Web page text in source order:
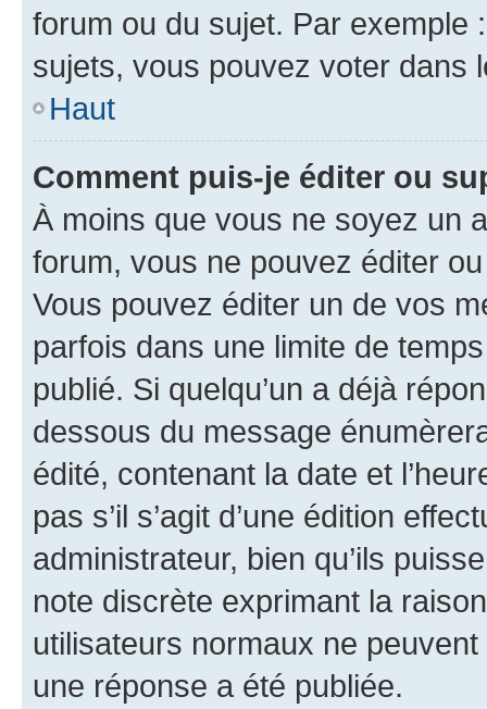
forum ou du sujet. Par exemple
sujets, vous pouvez voter dans
Haut
Comment puis-je éditer ou
À moins que vous ne soyez un
forum, vous ne pouvez éditer
Vous pouvez éditer un de vos
parfois dans une limite de
publié. Si quelqu’un a déjà
dessous du message
édité, contenant la date et
pas s’il s’agit d’une édition
administrateur, bien qu’ils
note discrète exprimant la
utilisateurs normaux ne
une réponse a été publiée.